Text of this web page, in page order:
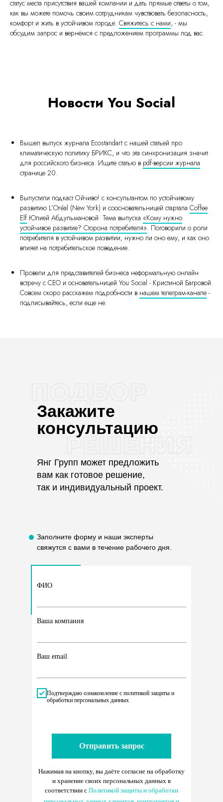
статус места присутствия вашей компании и дать прямые ответы о том,
как вы можете помочь своим сотрудникам чувствовать безопасность,
комфорт и жить в устойчивом городе. Свяжитесь с нами, - мы
обсудим запрос и вернёмся с предложением программы под вас.
Новости You Social
Вышел выпуск журнала Ecostandart с нашей статьей про
климатическую политику БРИКС, и что эта синхронизация значит
для российского бизнеса. Ищите статью в pdf-версии журнала
странице 20.
Выпустили подкаст Ойчиво! с консультантом по устойчивому
развитию L’Oréal (New York) и соосновательницей стартапа Coffee
Elf Юлией Абдульмановой. Тема выпуска «Кому нужно
устойчивое развитие? Сторона потребителя». Поговорили о роли
потребителя в устойчивом развитии, нужно ли оно ему, и как оно
влияет на потребительское поведение.
Провели для представителей бизнеса неформальную онлайн
встречу с CEO и основательницей You Social - Кристиной Багровой.
Совсем скоро расскажем подробности в нашем телеграм-канале -
подписывайтесь, если еще не.
Янг Групп может предложить
вам как готовое решение,
так и индивидуальный проект.
Заполните форму и наши эксперты
свяжутся с вами в течение рабочего дня.
ФИО
Ваша компания
Ваш email
Подтверждаю ознакомление с политикой защиты и
обработки персональных данных
Отправить запрос
Нажимая на кнопку, вы даёте согласие на обработку
и хранение своих персональных данных в
соответствии с Политикой защиты и обработки
Закажите
консультацию
Поиск по сайту
© 2016-2026, Янг Групп
Общество с ограниченной ответственностью